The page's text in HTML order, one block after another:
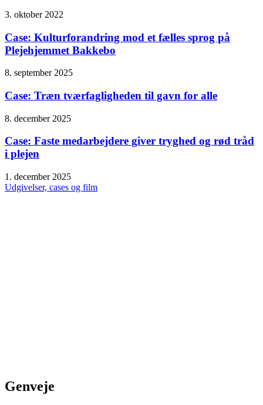
3. oktober 2022
Case: Kulturforandring mod et fælles sprog på
Plejehjemmet Bakkebo
8. september 2025
Case: Træn tværfagligheden til gavn for alle
8. december 2025
Case: Faste medarbejdere giver tryghed og rød tråd
i plejen
1. december 2025
Udgivelser, cases og film
Genveje